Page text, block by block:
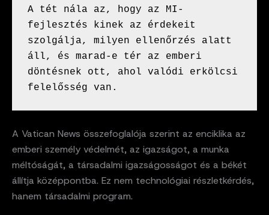
A tét nála az, hogy az MI-
fejlesztés kinek az érdekeit
szolgálja, milyen ellenőrzés alatt
áll, és marad-e tér az emberi
döntésnek ott, ahol valódi erkölcsi
felelősség van.
A Vatican News összefoglalója szerint az enciklika az
emberi személy védelmét, az igazságot, a munka
méltóságát, a társadalmi igazságosságot és a békét
állítja középpontba. Ez nem technológiai részletkérdés,
hanem társadalmi program.